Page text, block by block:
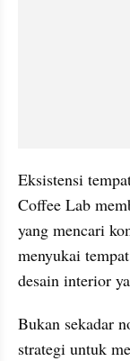
​Eksistensi
Coffee Lab
yang mencari
menyukai
desain interior
Bukan sekadar
strategi untuk